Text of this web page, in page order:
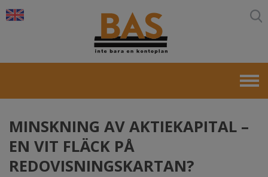
Kontoplaner
Produkter
+
Nyhetsbrev
Kontakt
MINSKNING AV AKTIEKAPITAL –
EN VIT FLÄCK PÅ
REDOVISNINGSKARTAN?